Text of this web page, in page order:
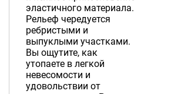
эластичного материала.
Рельеф чередуется
ребристыми и
выпуклыми участками.
Вы ощутите, как
утопаете в легкой
невесомости и
удовольствии от